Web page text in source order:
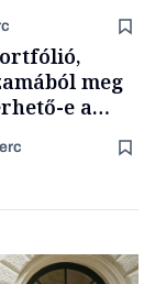
meg
e a